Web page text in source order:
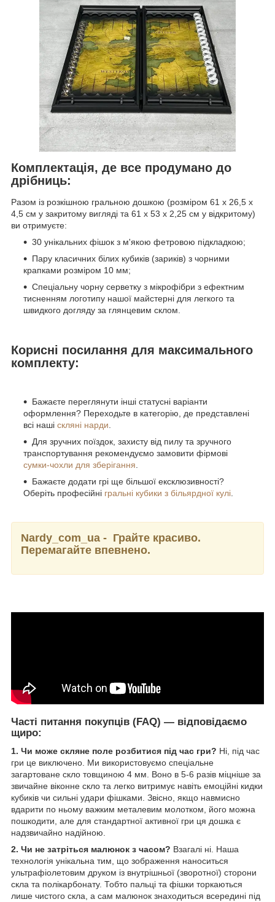
Комплектація, де все продумано до
дрібниць:
Разом із розкішною гральною дошкою (розміром 61 х 26,5 х
4,5 см у закритому вигляді та 61 х 53 х 2,25 см у відкритому)
ви отримуєте:
30 унікальних фішок з м'якою фетровою підкладкою;
Пару класичних білих кубиків (зариків) з чорними
крапками розміром 10 мм;
Спеціальну чорну серветку з мікрофібри з ефектним
тисненням логотипу нашої майстерні для легкого та
швидкого догляду за глянцевим склом.
Корисні посилання для максимального
комплекту:
Бажаєте переглянути інші статусні варіанти
оформлення? Переходьте в категорію, де представлені
всі наші скляні нарди
Для зручних поїздок, захисту від пилу та зручного
транспортування рекомендуємо замовити фірмові
сумки-чохли для зберігання
Бажаєте додати грі ще більшої ексклюзивності?
Оберіть професійні гральні кубики з більярдної кулі
Nardy_com_ua - Грайте красиво.
Перемагайте впевнено.
Часті питання покупців (FAQ) — відповідаємо
щиро:
1. Чи може скляне поле розбитися під час гри? Ні, під час
гри це виключено. Ми використовуємо спеціальне
загартоване скло товщиною 4 мм. Воно в 5-6 разів міцніше за
звичайне віконне скло та легко витримує навіть емоційні кидки
кубиків чи сильні удари фішками. Звісно, якщо навмисно
вдарити по ньому важким металевим молотком, його можна
пошкодити, але для стандартної активної гри ця дошка є
надзвичайно надійною.
2. Чи не затріться малюнок з часом? Взагалі ні. Наша
технологія унікальна тим, що зображення наноситься
ультрафіолетовим друком із внутрішньої (зворотної) сторони
скла та полікарбонату. Тобто пальці та фішки торкаються
лише чистого скла, а сам малюнок знаходиться всередині під